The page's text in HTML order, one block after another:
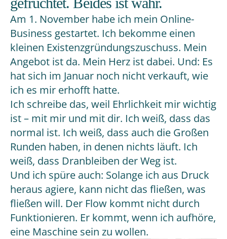
Am 1. November habe ich mein Online-
Business gestartet. Ich bekomme einen
kleinen Existenzgründungszuschuss. Mein
Angebot ist da. Mein Herz ist dabei. Und: Es
hat sich im Januar noch nicht verkauft, wie
ich es mir erhofft hatte.
Ich schreibe das, weil Ehrlichkeit mir wichtig
ist – mit mir und mit dir. Ich weiß, dass das
normal ist. Ich weiß, dass auch die Großen
Runden haben, in denen nichts läuft. Ich
weiß, dass Dranbleiben der Weg ist.
Und ich spüre auch: Solange ich aus Druck
heraus agiere, kann nicht das fließen, was
fließen will. Der Flow kommt nicht durch
Funktionieren. Er kommt, wenn ich aufhöre,
eine Maschine sein zu wollen.